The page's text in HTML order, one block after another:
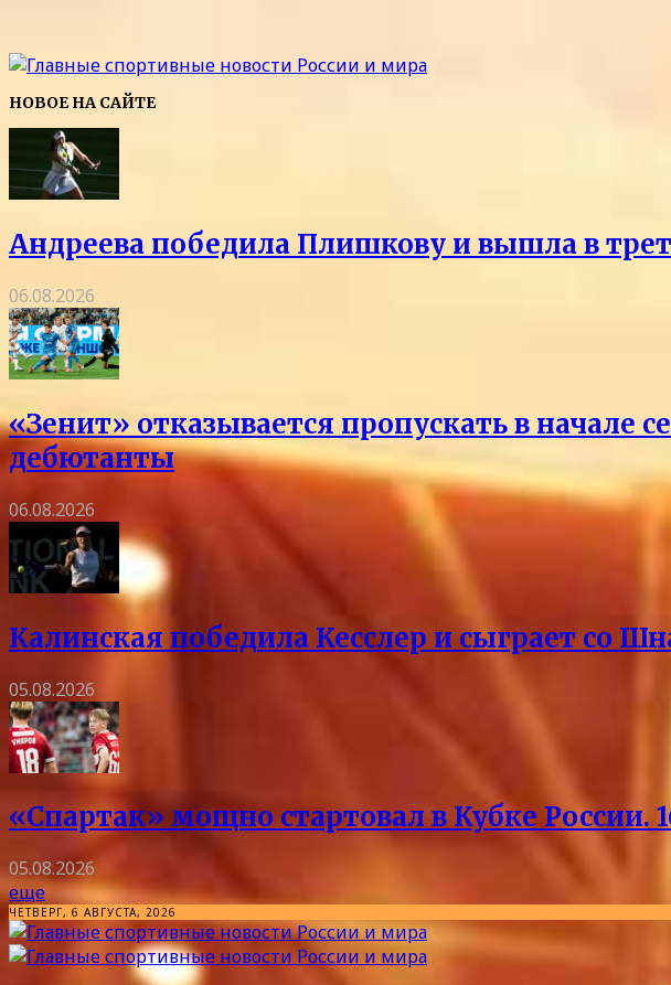
НОВОЕ НА САЙТЕ
Андреева победила Плишкову и вышла в
06.08.2026
«Зенит» отказывается пропускать в начале
дебютанты
06.08.2026
Калинская победила Кесслер и сыграет со
05.08.2026
«Спартак» мощно стартовал в Кубке
05.08.2026
еще
ЧЕТВЕРГ, 6 АВГУСТА, 2026